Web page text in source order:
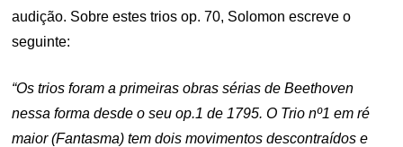
audição. Sobre estes trios op. 70, Solomon escreve o
seguinte:
“Os trios foram a primeiras obras sérias de Beethoven
nessa forma desde o seu op.1 de 1795. O Trio nº1 em ré
maior (Fantasma) tem dois movimentos descontraídos e